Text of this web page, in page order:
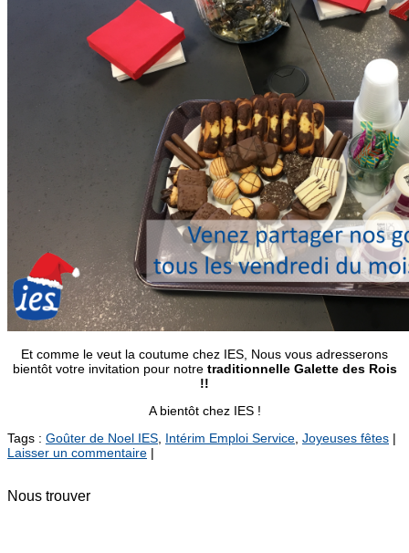
Et comme le veut la coutume chez IES, Nous vous adresserons
bientôt votre invitation pour notre traditionnelle Galette des Rois
!!
A bientôt chez IES !
Tags : Goûter de Noel IES Intérim Emploi Service Joyeuses fêtes |
Laisser un commentaire |
Nous trouver